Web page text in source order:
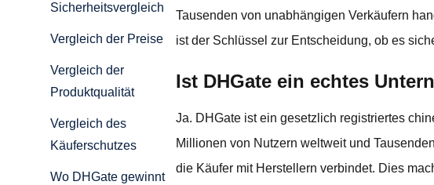
Sicherheitsvergleich
Vergleich der Preise
Vergleich der
Produktqualität
Vergleich des
Käuferschutzes
Wo DHGate gewinnt
Tausenden von unabhängigen Verkäufern
ist der Schlüssel zur Entscheidung, ob es
Ist DHGate ein echtes
Ja. DHGate ist ein gesetzlich registriertes
Millionen von Nutzern weltweit und
die Käufer mit Herstellern verbindet. Dies